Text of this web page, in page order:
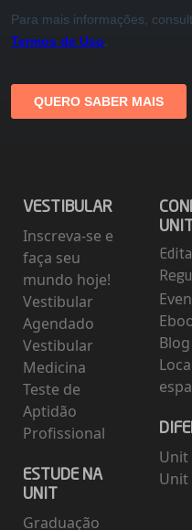
VESTIBULAR
Inscreva-se e
faça seu
mundo hoje!
Vestibular
Agendado
Vestibular
Medicina
Teste de
Aptidão
Profissional
ESTUDE NA
UNIT
Graduação
UNIT
Blog
Unit
Unit